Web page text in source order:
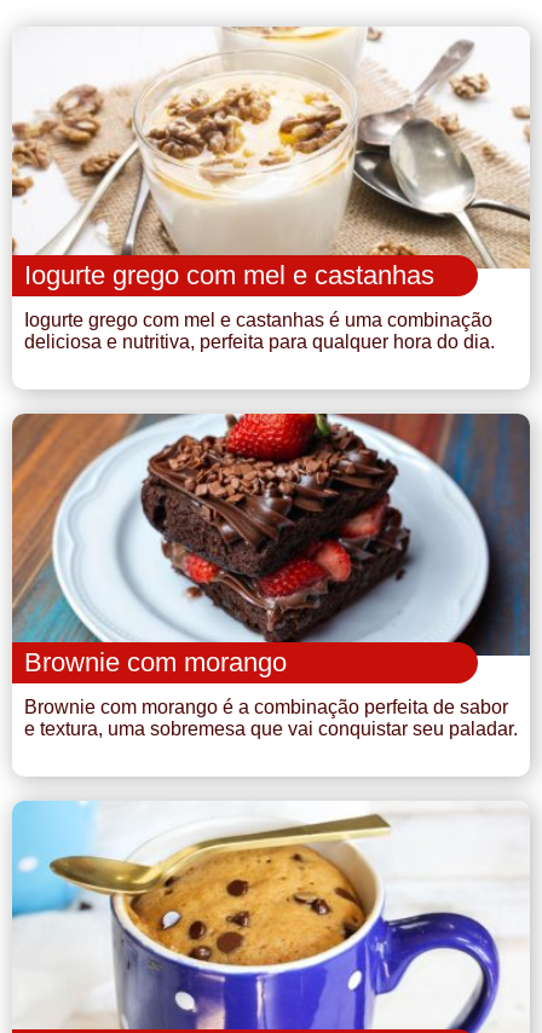
Iogurte grego com mel e castanhas
Iogurte grego com mel e castanhas é uma combinação
deliciosa e nutritiva, perfeita para qualquer hora do dia.
Brownie com morango
Brownie com morango é a combinação perfeita de sabor
e textura, uma sobremesa que vai conquistar seu paladar.